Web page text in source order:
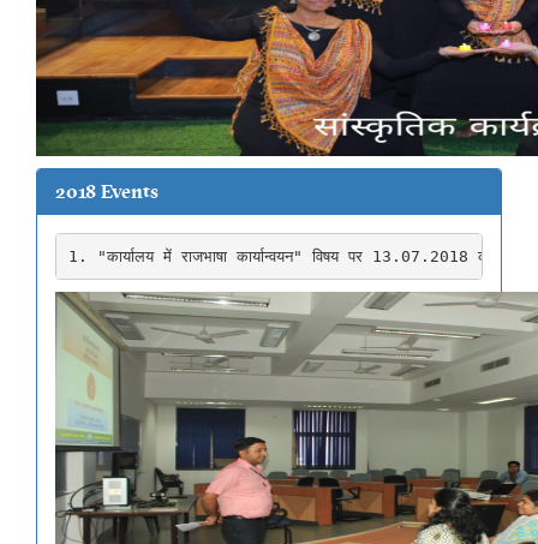
2018 Events
1. "कार्यालय में राजभाषा कार्यान्वयन" विषय पर 13.07.2018 को हुई